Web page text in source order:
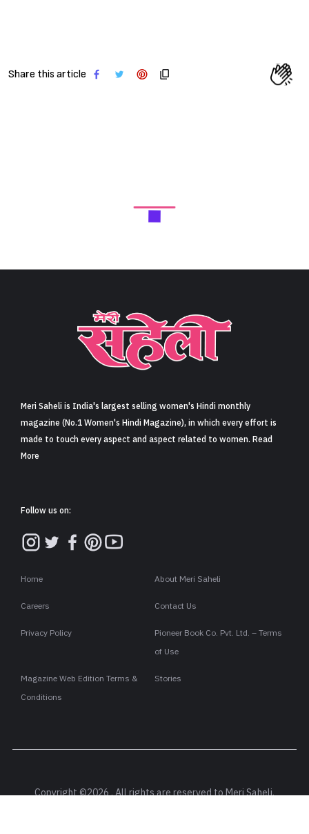
Share this article
Meri Saheli is India's largest selling women's Hindi monthly
magazine (No.1 Women's Hindi Magazine), in which every effort is
made to touch every aspect and aspect related to women. Read
More
Follow us on:
Home About Meri Saheli
Careers Contact Us
Privacy Policy
Pioneer Book Co. Pvt. Ltd. – Terms
of Use
Magazine Web Edition Terms &
Conditions
Stories
Copyright ©2026 . All rights are reserved to Meri Saheli.